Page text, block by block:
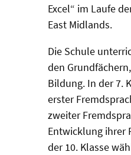
Excel“ im Laufe
East Midlands.
Die Schule
den
Bildung. In der 7.
erster
zweiter
Entwicklung ihrer
der 10. Klasse